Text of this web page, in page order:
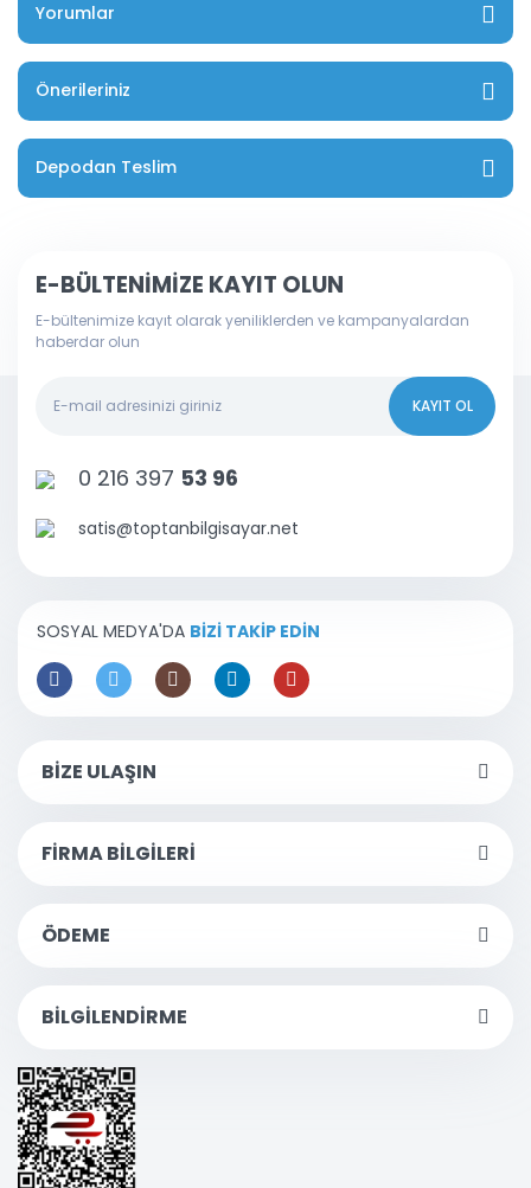
Yorumlar
Önerileriniz
Depodan Teslim
E-BÜLTENİMİZE KAYIT OLUN
E-bültenimize kayıt olarak yeniliklerden ve kampanyalardan
haberdar olun
KAYIT OL
0 216 397 53 96
satis@toptanbilgisayar.net
SOSYAL MEDYA'DA BİZİ TAKİP EDİN
BİZE ULAŞIN
FİRMA BİLGİLERİ
ÖDEME
BİLGİLENDİRME